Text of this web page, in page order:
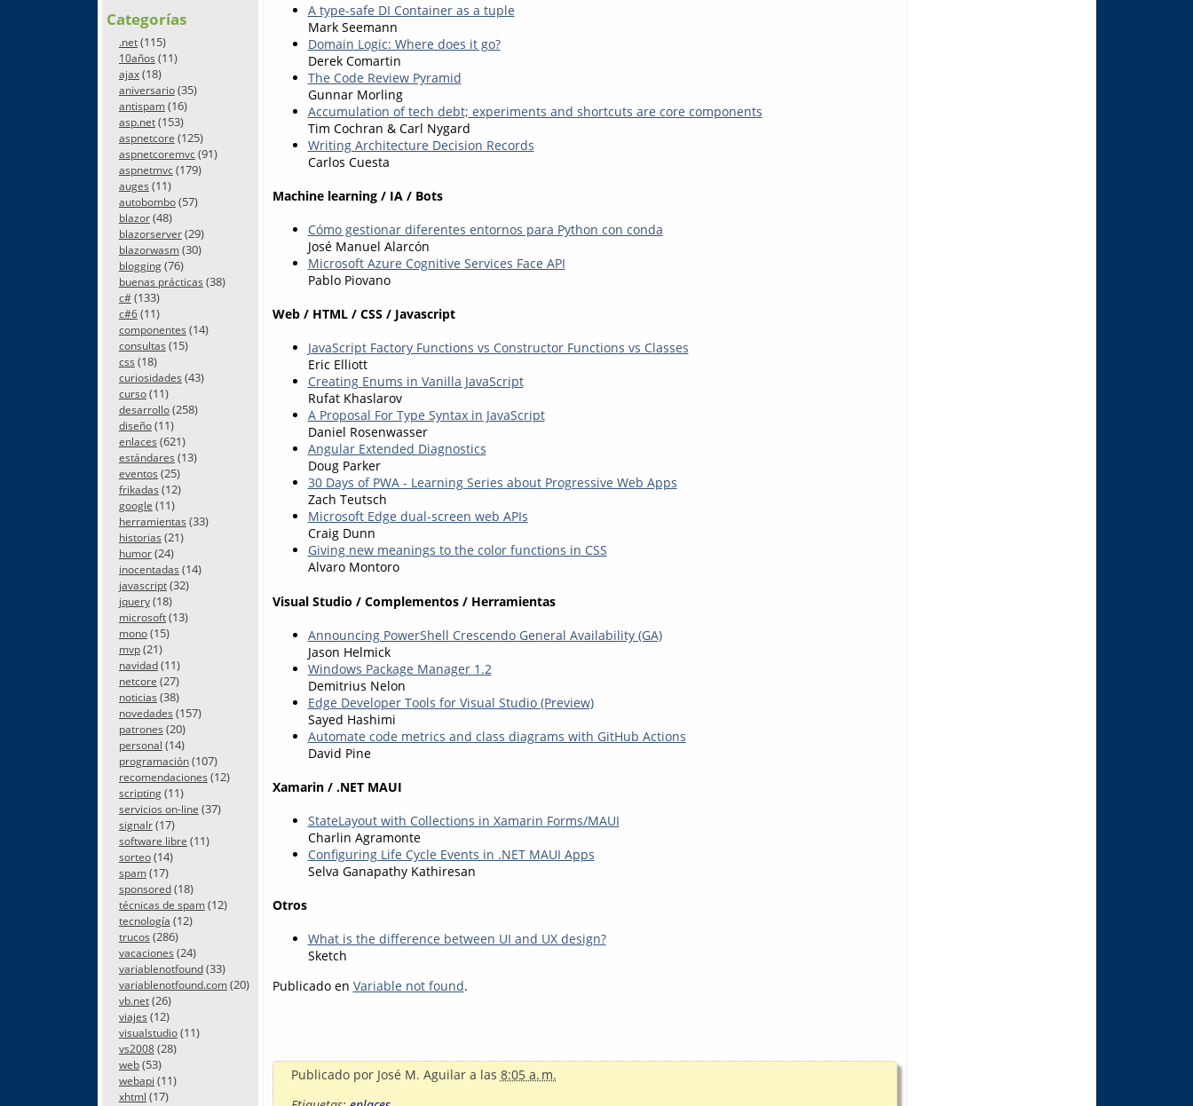
Categorías
.net(115)
10años (11)
ajax(18)
aniversario(35)
antispam(16)
asp.net(153)
aspnetcore (125)
aspnetcoremvc(91)
aspnetmvc(179)
auges (11)
autobombo(57)
blazor(48)
blazorserver(29)
blazorwasm(30)
blogging(76)
buenas prácticas (38)
c#(133)
c#6(11)
componentes (14)
consultas (15)
css (18)
curiosidades (43)
curso(11)
desarrollo(258)
diseño(11)
enlaces (621)
estándares (13)
eventos (25)
frikadas (12)
google (11)
herramientas (33)
historias (21)
humor(24)
inocentadas (14)
javascript(32)
jquery(18)
microsoft(13)
mono(15)
mvp(21)
navidad(11)
netcore (27)
noticias (38)
novedades (157)
patrones (20)
personal (14)
programación(107)
recomendaciones (12)
scripting(11)
servicios on-line (37)
signalr(17)
software libre (11)
sorteo(14)
spam(17)
sponsored(18)
técnicas de spam(12)
tecnología (12)
trucos (286)
vacaciones (24)
variablenotfound(33)
variablenotfound.com(20)
vb.net(26)
viajes (12)
visualstudio(11)
vs2008(28)
web(53)
webapi (11)
xhtml (17)
A type-safe DI Container as a tuple
Mark Seemann
Domain Logic: Where does it go?
Derek Comartin
The Code Review Pyramid
Gunnar Morling
Accumulation of tech debt; experiments and shortcuts are core components
Tim Cochran & Carl Nygard
Writing Architecture Decision Records
Carlos Cuesta
Machine learning / IA / Bots
Cómo gestionar diferentes entornos para Python con conda
José Manuel Alarcón
Microsoft Azure Cognitive Services Face API
Pablo Piovano
Web / HTML / CSS / Javascript
JavaScript Factory Functions vs Constructor Functions vs Classes
Eric Elliott
Creating Enums in Vanilla JavaScript
Rufat Khaslarov
A Proposal For Type Syntax in JavaScript
Daniel Rosenwasser
Angular Extended Diagnostics
Doug Parker
30 Days of PWA - Learning Series about Progressive Web Apps
Zach Teutsch
Microsoft Edge dual-screen web APIs
Craig Dunn
Giving new meanings to the color functions in CSS
Alvaro Montoro
Visual Studio / Complementos / Herramientas
Announcing PowerShell Crescendo General Availability (GA)
Jason Helmick
Windows Package Manager 1.2
Demitrius Nelon
Edge Developer Tools for Visual Studio (Preview)
Sayed Hashimi
Automate code metrics and class diagrams with GitHub Actions
David Pine
Xamarin / .NET MAUI
StateLayout with Collections in Xamarin Forms/MAUI
Charlin Agramonte
Configuring Life Cycle Events in .NET MAUI Apps
Selva Ganapathy Kathiresan
Otros
What is the difference between UI and UX design?
Sketch
Publicado en Variable not found.
Publicado por José M. Aguilar a las 8:05 a. m.